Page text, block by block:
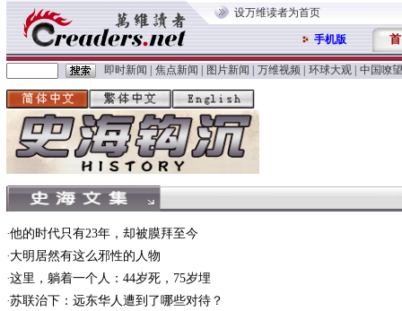
设万维读者为首页
手机版 首
即时新闻 焦点新闻 图片新闻 万维视频 环球大观 中国嘹望
他的时代只有23年，却被膜拜至今
大明居然有这么邪性的人物
这里，躺着一个人：44岁死，75岁埋
苏联治下：远东华人遭到了哪些对待？